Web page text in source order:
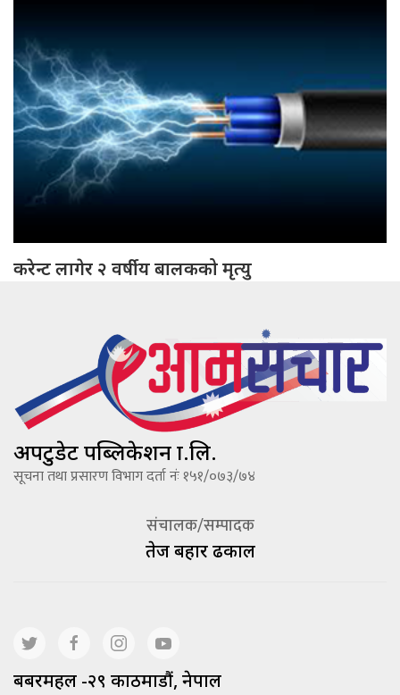
करेन्ट लागेर २ वर्षीय बालकको मृत्यु
अपटुडेट पब्लिकेशन प्रा.लि.
सूचना तथा प्रसारण विभाग दर्ता नंः १५१/०७३/७४
संचालक/सम्पादक
तेज बहादूर ढकाल
बबरमहल -२९ काठमाडौं, नेपाल